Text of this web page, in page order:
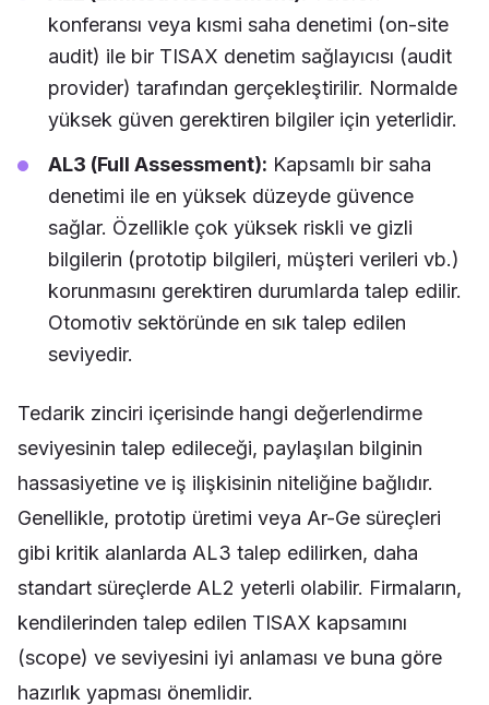
konferansı veya kısmi saha denetimi (on-site
audit) ile bir TISAX denetim sağlayıcısı (audit
provider) tarafından gerçekleştirilir. Normalde
yüksek güven gerektiren bilgiler için yeterlidir.
AL3 (Full Assessment): Kapsamlı bir saha
denetimi ile en yüksek düzeyde güvence
sağlar. Özellikle çok yüksek riskli ve gizli
bilgilerin (prototip bilgileri, müşteri verileri vb.)
korunmasını gerektiren durumlarda talep edilir.
Otomotiv sektöründe en sık talep edilen
seviyedir.
Tedarik zinciri içerisinde hangi değerlendirme
seviyesinin talep edileceği, paylaşılan bilginin
hassasiyetine ve iş ilişkisinin niteliğine bağlıdır.
Genellikle, prototip üretimi veya Ar-Ge süreçleri
gibi kritik alanlarda AL3 talep edilirken, daha
standart süreçlerde AL2 yeterli olabilir. Firmaların,
kendilerinden talep edilen TISAX kapsamını
(scope) ve seviyesini iyi anlaması ve buna göre
hazırlık yapması önemlidir.